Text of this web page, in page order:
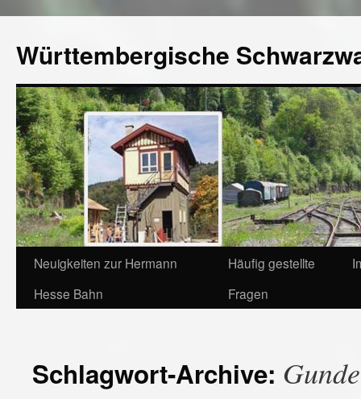
Württembergische
Neuigkeiten zur Hermann
Hesse Bahn
Häufig gestellte
Fragen
Schlagwort-Archive: